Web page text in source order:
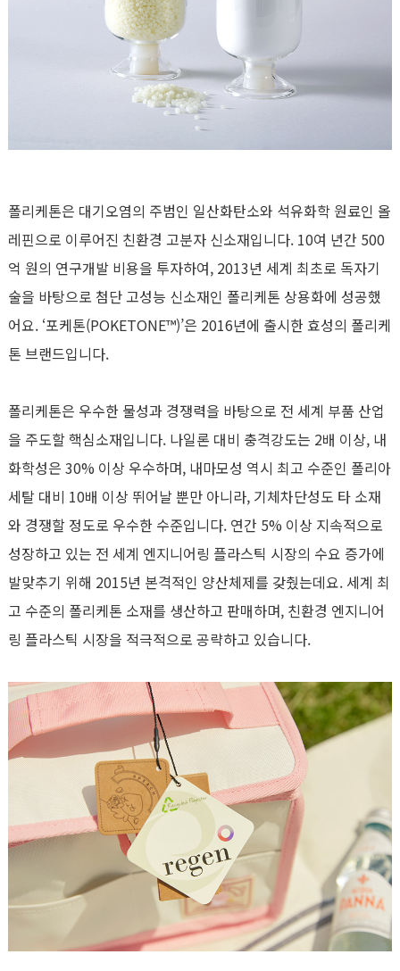
폴리케톤은 대기오염의 주범인 일산화탄소와 석유화학 원료인 올
레핀으로 이루어진 친환경 고분자 신소재입니다. 10여 년간 500
억 원의 연구개발 비용을 투자하여, 2013년 세계 최초로 독자기
술을 바탕으로 첨단 고성능 신소재인 폴리케톤 상용화에 성공했
어요. ‘포케톤(POKETONE™)’은 2016년에 출시한 효성의 폴리케
톤 브랜드입니다.
폴리케톤은 우수한 물성과 경쟁력을 바탕으로 전 세계 부품 산업
을 주도할 핵심소재입니다. 나일론 대비 충격강도는 2배 이상, 내
화학성은 30% 이상 우수하며, 내마모성 역시 최고 수준인 폴리아
세탈 대비 10배 이상 뛰어날 뿐만 아니라, 기체차단성도 타 소재
와 경쟁할 정도로 우수한 수준입니다. 연간 5% 이상 지속적으로
성장하고 있는 전 세계 엔지니어링 플라스틱 시장의 수요 증가에
발맞추기 위해 2015년 본격적인 양산체제를 갖췄는데요. 세계 최
고 수준의 폴리케톤 소재를 생산하고 판매하며, 친환경 엔지니어
링 플라스틱 시장을 적극적으로 공략하고 있습니다.